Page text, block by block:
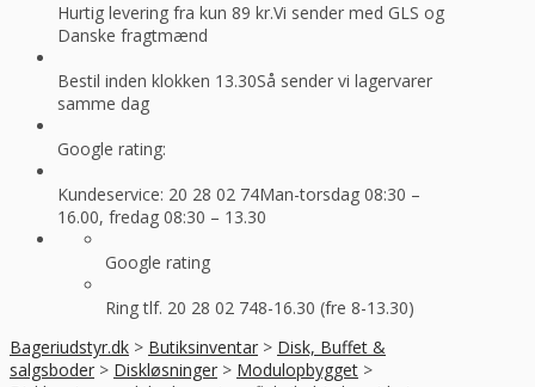
Hurtig levering fra kun 89 kr.Vi sender med GLS og
Danske fragtmænd
Bestil inden klokken 13.30Så sender vi lagervarer
samme dag
Google rating:
Kundeservice: 20 28 02 74Man-torsdag 08:30 –
16.00, fredag 08:30 – 13.30
Google rating
Ring tlf. 20 28 02 748-16.30 (fre 8-13.30)
Bageriudstyr.dk > Butiksinventar > Disk, Buffet &
salgsboder > Diskløsninger > Modulopbygget >